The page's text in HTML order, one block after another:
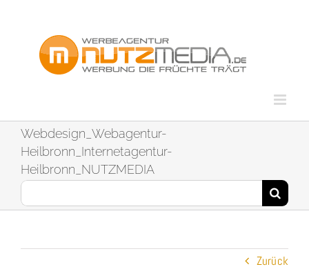
Webdesign_Webagentur-
Heilbronn_Internetagentur-
Heilbronn_NUTZMEDIA
Suche
nach:
Zurück